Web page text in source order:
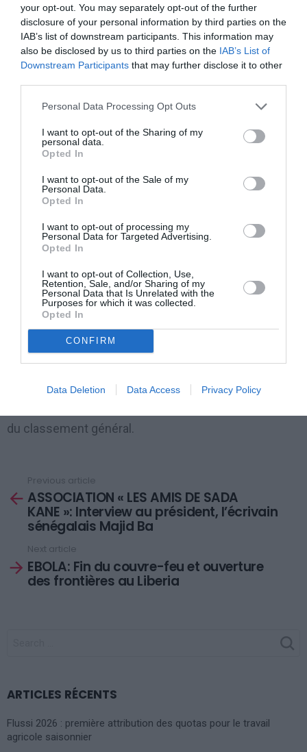
your opt-out. You may separately opt-out of the further
disclosure of your personal information by third parties on the
IAB’s list of downstream participants. This information may
also be disclosed by us to third parties on the IAB’s List of
Downstream Participants that may further disclose it to other
Personal Data Processing Opt Outs
I want to opt-out of the Sharing of my
personal data.
Opted In
I want to opt-out of the Sale of my
Personal Data.
Opted In
I want to opt-out of processing my
Personal Data for Targeted Advertising.
Opted In
I want to opt-out of Collection, Use,
Retention, Sale, and/or Sharing of my
Personal Data that Is Unrelated with the
Purposes for which it was collected.
Opted In
CONFIRM
Data Deletion Data Access Privacy Policy
Environnement Yauheni Hutarovitch a remporté cette
étape devant son coéquipier Daniel McLay, remportant
sa 3ème victoire étape. Morgan Lamoisson (Team
Europcar), Andrea Palini (Skydive Dubaï) et Yohann
Maillot jaune depuis la 1ère étape Bongoville-Moanda,
le Tunisien de l’équipe Skydive Dubaï (Emirats Arabes
n’a jamais cédé la tunique jusqu’à l’épilogue de la
Natnael Berhane. Second africain à être sacré sur la
Tropicale Amissa Bongo, Rafaâ Chtioui (29 ans) met
également fin au règne de la Team Europcar.
Détentrice du maillot jaune depuis 2010, l’équipe
française voit son meilleur élément Giovanni
Bernaudeau (meilleur grimpeur) finir au 2ème rang du
du classement général.
more
Previous article
ASSOCIATION « LES AMIS DE SADA
KANE »: Interview au président, l’écrivain
sénégalais Majid Ba
Next article
EBOLA: Fin du couvre-feu et ouverture
des frontières au Liberia
ARTICLES RÉCENTS
Flussi 2026 : première attribution des quotas pour le travail
agricole saisonnier